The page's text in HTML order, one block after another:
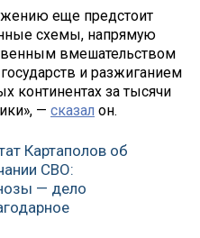
еще предстоит
схемы, напрямую
вмешательством
и разжиганием
континентах за тысячи
— сказал он.
Картаполов об
СВО:
— дело